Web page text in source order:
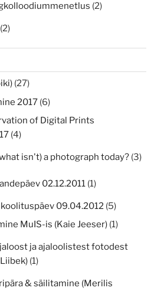
(2)
(2)
(27)
2017 (6)
of Digital Prints
(4)
isn't) a photograph today? (3)
02.12.2011 (1)
09.04.2012 (5)
MuIS-is (Kaie Jeeser) (1)
ja ajaloolistest fotodest
(1)
& säilitamine (Merilis